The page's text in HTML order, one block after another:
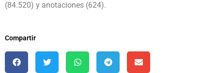
(84.520) y anotaciones (624).
Compartir